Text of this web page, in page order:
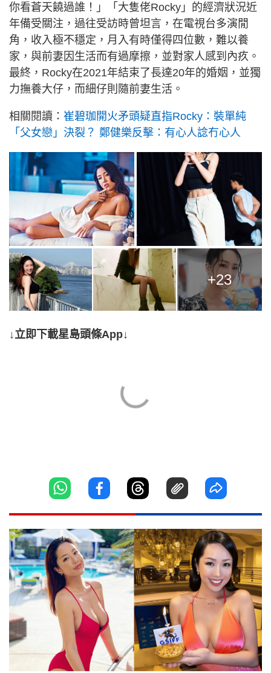
你看蒼天饒過誰！」「大隻佬Rocky」的經濟狀況近
年備受關注，過往受訪時曾坦言，在電視台多演閒
角，收入極不穩定，月入有時僅得四位數，難以養
家，與前妻因生活而有過摩擦，並對家人感到內疚。
最終，Rocky在2021年結束了長達20年的婚姻，並獨
力撫養大仔，而細仔則隨前妻生活。
相關閱讀： 崔碧珈開火矛頭疑直指Rocky：裝單純
「父女戀」決裂？ 鄭健樂反擊：有心人諗冇心人
+23
↓立即下載星島頭條App↓